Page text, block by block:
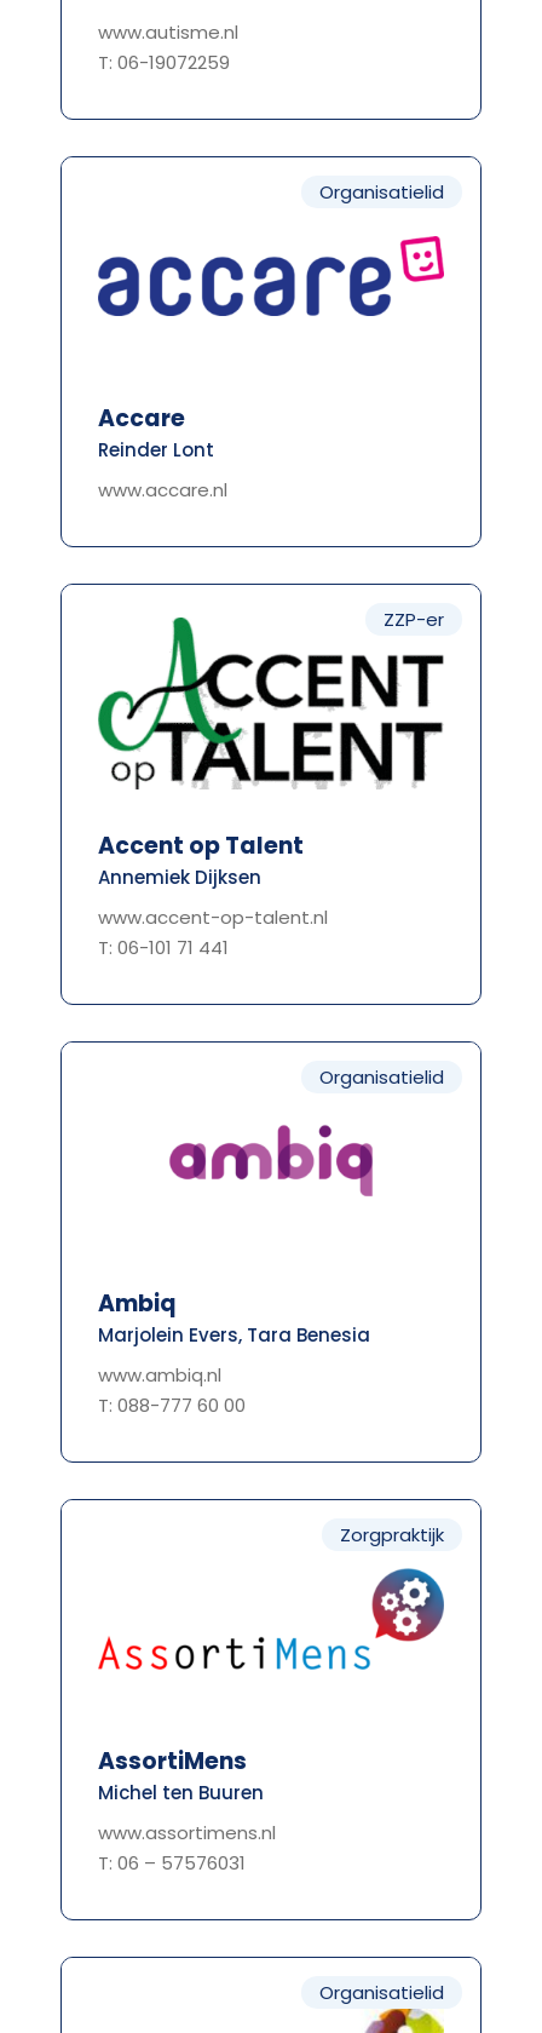
www.autisme.nl
T: 06-19072259
Organisatielid
Accare
Reinder Lont
www.accare.nl
ZZP-er
Accent op Talent
Annemiek Dijksen
www.accent-op-talent.nl
T: 06-101 71 441
Organisatielid
Ambiq
Marjolein Evers, Tara Benesia
www.ambiq.nl
T: 088-777 60 00
Zorgpraktijk
AssortiMens
Michel ten Buuren
www.assortimens.nl
T: 06 – 57576031
Organisatielid